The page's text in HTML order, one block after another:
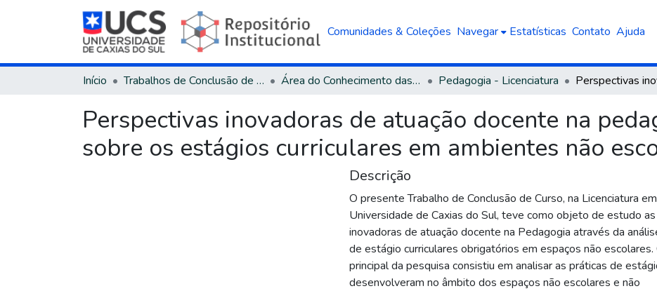
Comunidades & Coleções Navegar Estatísticas Contato Ajuda
Início Trabalhos de Conclusão de Curso Área do Conhecimento das Ciências Humanas Pedagogia - Licenciatura
Perspectivas inovadoras de atuação docente na
sobre os estágios curriculares em ambientes não
Descrição
O presente Trabalho de Conclusão de Curso, na Licenciatura
Universidade de Caxias do Sul, teve como objeto de estudo
inovadoras de atuação docente na Pedagogia através da
de estágio curriculares obrigatórios em espaços não
principal da pesquisa consistiu em analisar as práticas de
desenvolveram no âmbito dos espaços não escolares e não